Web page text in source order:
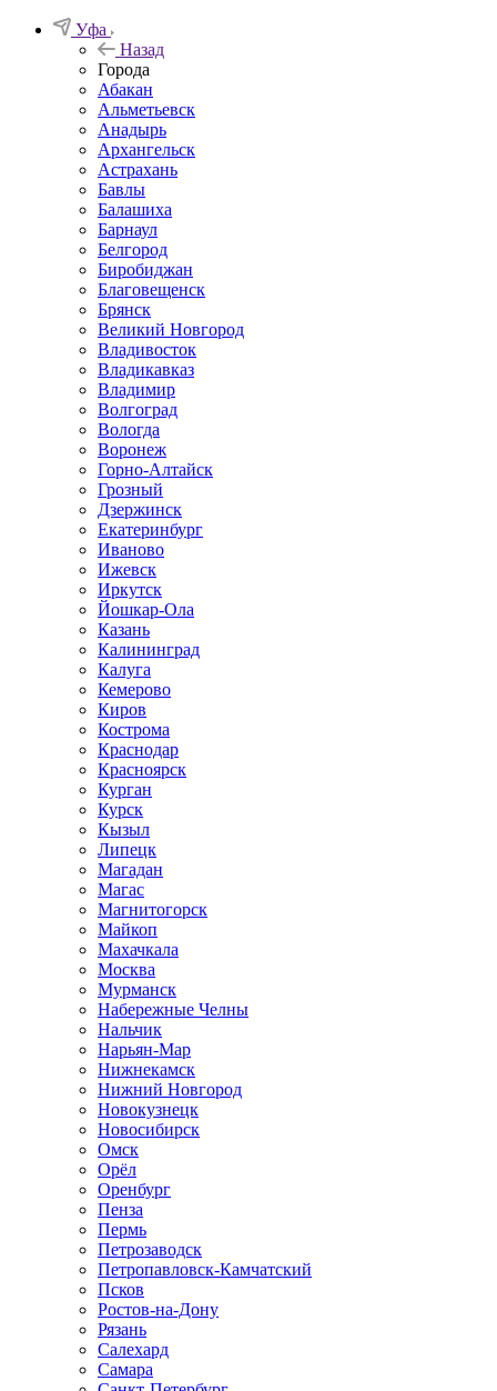
Уфа
Назад
Города
Абакан
Альметьевск
Анадырь
Архангельск
Астрахань
Бавлы
Балашиха
Барнаул
Белгород
Биробиджан
Благовещенск
Брянск
Великий Новгород
Владивосток
Владикавказ
Владимир
Волгоград
Вологда
Воронеж
Горно-Алтайск
Грозный
Дзержинск
Екатеринбург
Иваново
Ижевск
Иркутск
Йошкар-Ола
Казань
Калининград
Калуга
Кемерово
Киров
Кострома
Краснодар
Красноярск
Курган
Курск
Кызыл
Липецк
Магадан
Магас
Магнитогорск
Майкоп
Махачкала
Москва
Мурманск
Набережные Челны
Нальчик
Нарьян-Мар
Нижнекамск
Нижний Новгород
Новокузнецк
Новосибирск
Омск
Орёл
Оренбург
Пенза
Пермь
Петрозаводск
Петропавловск-Камчатский
Псков
Ростов-на-Дону
Рязань
Салехард
Самара